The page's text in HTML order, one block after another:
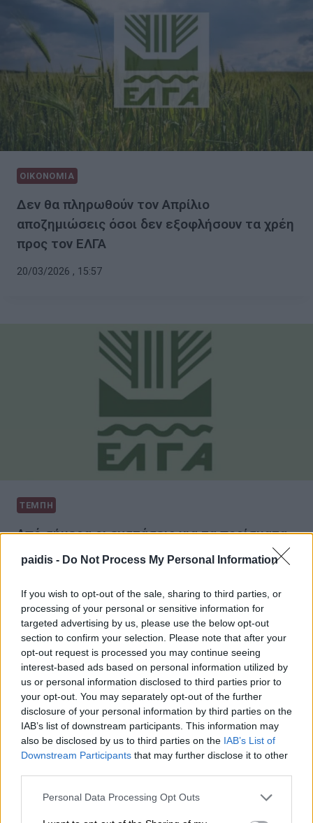
paidis - Do Not Process My Personal Information
If you wish to opt-out of the sale, sharing to third parties, or
processing of your personal or sensitive information for
targeted advertising by us, please use the below opt-out
section to confirm your selection. Please note that after your
opt-out request is processed you may continue seeing
interest-based ads based on personal information utilized by
us or personal information disclosed to third parties prior to
your opt-out. You may separately opt-out of the further
disclosure of your personal information by third parties on the
IAB’s list of downstream participants. This information may
also be disclosed by us to third parties on the IAB’s List of
Downstream Participants that may further disclose it to other
Personal Data Processing Opt Outs
ΟΙΚΟΝΟΜΙΑ
Δεν θα πληρωθούν τον Απρίλιο
αποζημιώσεις όσοι δεν εξοφλήσουν τα χρέη
προς τον ΕΛΓΑ
20/03/2026 , 15:57
ΤΕΜΠΗ
Από σήμερα οι ενστάσεις για τα πορίσματα
του παγετού του Μαρτίου 2025 στη Δ.Ε.
04/03/2026 , 7:39